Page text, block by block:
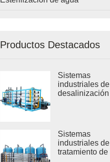
Productos Destacados
Sistemas
industriales de
desalinización
Sistemas
industriales de
tratamiento de